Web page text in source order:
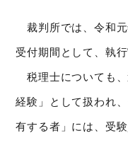
裁判所では、令和
受付期間として、執
税理士についても
経験」として扱われ
有する者」には、受